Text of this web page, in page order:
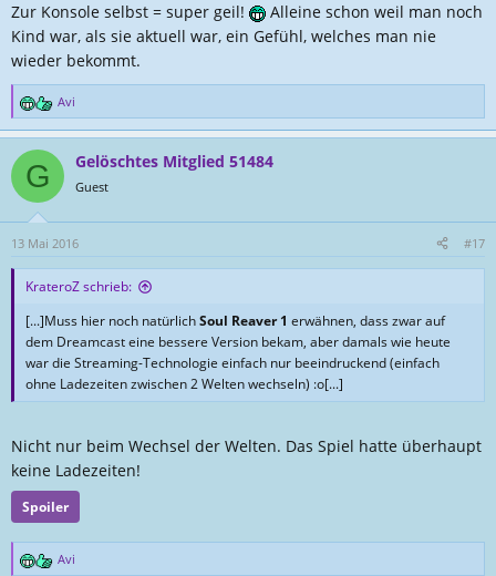
Zur Konsole selbst = super geil!
Alleine schon weil man noch
Kind war, als sie aktuell war, ein Gefühl, welches man nie
wieder bekommt.
R
e
o
n
Avi
G Gelöschtes Mitglied 51484
Guest
13 Mai 2016 #17
KrateroZ schrieb:
[...]Muss hier noch natürlichSoul Reaver 1 erwähnen, dass zwar auf
dem Dreamcast eine bessere Version bekam, aber damals wie heute
war die Streaming-Technologie einfach nur beeindruckend (einfach
ohne Ladezeiten zwischen 2 Welten wechseln) :o[...]
Nicht nur beim Wechsel der Welten. Das Spiel hatte überhaupt
keine Ladezeiten!
Spoiler
R
Avi